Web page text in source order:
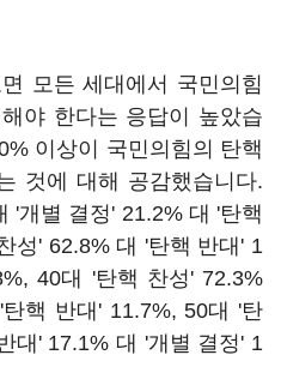
모든 세대에서 국민의힘
야 한다는 응답이 높았습
이상이 국민의힘의 탄핵
것에 대해 공감했습니다.
'개별 결정' 21.2% 대 '탄핵
성' 62.8% 대 '탄핵 반대' 1
40대 '탄핵 찬성' 72.3%
핵 반대' 11.7%, 50대 '탄
대' 17.1% 대 '개별 결정' 1